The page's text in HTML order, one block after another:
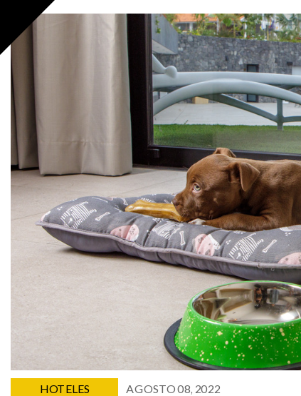
HOTELES AGOSTO 08, 2022